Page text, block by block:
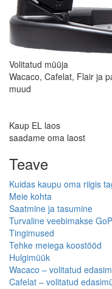
Volitatud müüja
Wacaco, Cafelat, Flair ja
muud
Kaup EL laos
saadame oma laost
Teave
Kuidas kaupu oma riigis
Meie kohta
Saatmine ja tasumine
Turvaline veebimakse
Tingimused
Tehke meiega koostööd
Hulgimüük
Wacaco – volitatud
Cafelat – volitatud